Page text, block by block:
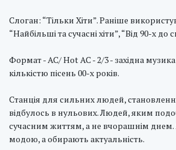
Слоган: “Тільки Хіти”. Раніше
“Найбільші та сучасні хіти”, “Від 90-х до
Формат - AC/ Hot AC - 2/3 - західна
кількістю пісень 00-х років.
Станція для сильних людей,
відбулось в нульових. Людей, яким
сучасним життям, а не вчорашнім днем.
модою, а обирають актуальність.